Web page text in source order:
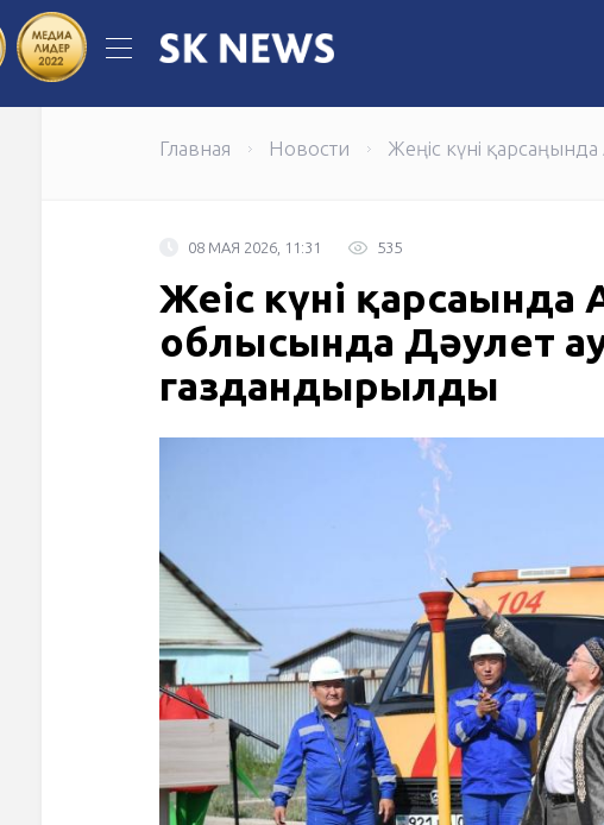
Когда инженерная идея становится частью
Главная Новости Жеңіс күні
08 МАЯ 2026, 11:31 535
Жеңіс күні
облысында Дәулет
газдандырылды